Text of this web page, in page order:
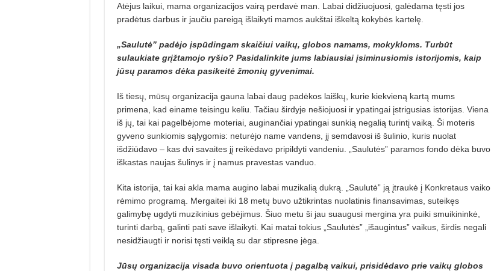
Atėjus laikui, mama organizacijos vairą perdavė man. Labai didžiuojuosi, galėdama tęsti jos
pradėtus darbus ir jaučiu pareigą išlaikyti mamos aukštai iškeltą kokybės kartelę.
„Saulutė” padėjo įspūdingam skaičiui vaikų, globos namams, mokykloms. Turbūt
sulaukiate grįž­tamojo ryšio? Pasidalinkite jums labiausiai įsiminusiomis isto­­rijomis, kaip
jūsų paramos dėka pasikeitė žmonių gyvenimai.
Iš tiesų, mūsų organizacija gau­na labai daug padėkos laiškų, kurie kiekvieną kartą mums
primena, kad einame teisingu keliu. Tačiau širdyje nešiojuosi ir ypatingai įstrigusias isto­rijas. Viena
iš jų, tai kai pagelbė­jome moteriai, auginančiai ypatingai sunkią negalią turintį vaiką. Ši mo­teris
gyveno sunkiomis sąlygomis: neturėjo name vandens, jį semdavosi iš šulinio, kuris nuolat
išdžiūdavo – kas dvi savaites jį reikėdavo pripil­dyti vandeniu. „Saulutės” paramos fon­do dėka buvo
iškastas naujas šuli­nys ir į namus pravestas vanduo.
Kita istorija, tai kai akla mama augino labai muzikalią dukrą. „Sau­lutė” ją įtraukė į Konkretaus vaiko
rėmimo programą. Mergaitei iki 18 me­tų buvo užtikrintas nuolatinis fi­nansavimas, suteikęs
galimybę ug­dyti muzikinius gebėjimus. Šiuo me­tu ši jau suaugusi mergina yra puiki smuikininkė,
turinti darbą, galinti pati save išlaikyti. Kai matai tokius „Saulutės” „išaugintus” vaikus, šir­dis negali
nesidžiaugti ir norisi tęsti veiklą su dar stipresne jėga.
Jūsų organizacija visada buvo orientuota į pagalbą vaikui, pri­si­dėdavo prie vaikų globos